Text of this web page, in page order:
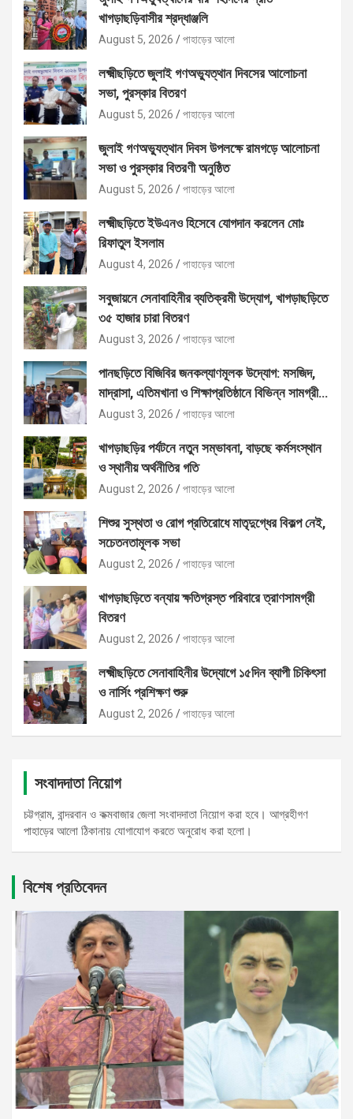
খাগড়াছড়িবাসীর শ্রদ্ধাঞ্জলি
August 5, 2026 পাহাড়ের আলো
লক্ষ্মীছড়িতে জুলাই গণঅভ্যুত্থান দিবসের আলোচনা
সভা, পুরস্কার বিতরণ
August 5, 2026 পাহাড়ের আলো
জুলাই গণঅভ্যুত্থান দিবস উপলক্ষে রামগড়ে আলোচনা
সভা ও পুরস্কার বিতরণী অনুষ্ঠিত
August 5, 2026 পাহাড়ের আলো
লক্ষ্মীছড়িতে ইউএনও হিসেবে যোগদান করলেন মোঃ
রিফাতুল ইসলাম
August 4, 2026 পাহাড়ের আলো
সবুজায়নে সেনাবাহিনীর ব্যতিক্রমী উদ্যোগ, খাগড়াছড়িতে
৩৫ হাজার চারা বিতরণ
August 3, 2026 পাহাড়ের আলো
পানছড়িতে বিজিবির জনকল্যাণমূলক উদ্যোগ: মসজিদ,
মাদ্রাসা, এতিমখানা ও শিক্ষাপ্রতিষ্ঠানে বিভিন্ন সামগ্রী
বিতরণ
August 3, 2026 পাহাড়ের আলো
খাগড়াছড়ির পর্যটনে নতুন সম্ভাবনা, বাড়ছে কর্মসংস্থান
ও স্থানীয় অর্থনীতির গতি
August 2, 2026 পাহাড়ের আলো
শিশুর সুস্থতা ও রোগ প্রতিরোধে মাতৃদুগ্ধের বিকল্প নেই,
সচেতনতামূলক সভা
August 2, 2026 পাহাড়ের আলো
খাগড়াছড়িতে বন্যায় ক্ষতিগ্রস্ত পরিবারে ত্রাণসামগ্রী
বিতরণ
August 2, 2026 পাহাড়ের আলো
লক্ষ্মীছড়িতে সেনাবাহিনীর উদ্যোগে ১৫দিন ব্যাপী চিকিৎসা
ও নার্সিং প্রশিক্ষণ শুরু
August 2, 2026 পাহাড়ের আলো
সংবাদদাতা নিয়োগ
চট্টগ্রাম, বান্দরবান ও কক্মবাজার জেলা সংবাদদাতা নিয়োগ করা হবে। আগ্রহীগণ
পাহাড়ের আলো ঠিকানায় যোগাযোগ করতে অনুরোধ করা হলো।
বিশেষ প্রতিবেদন